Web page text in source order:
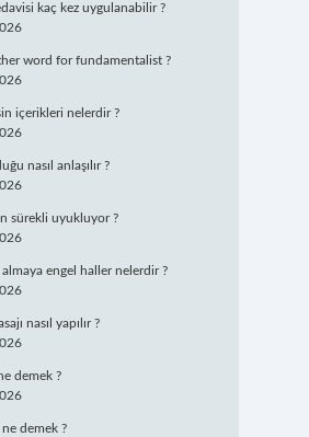
kaç kez uygulanabilir ?
word for fundamentalist ?
içerikleri nelerdir ?
nasıl anlaşılır ?
sürekli uyukluyor ?
almaya engel haller nelerdir ?
nasıl yapılır ?
demek ?
demek ?